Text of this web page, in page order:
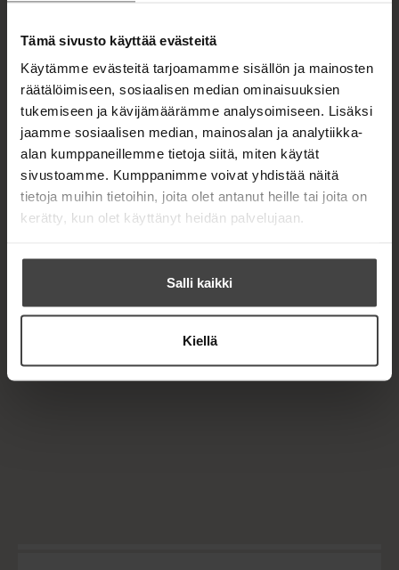
Tämä sivusto käyttää evästeitä
Käytämme evästeitä tarjoamamme sisällön ja mainosten
räätälöimiseen, sosiaalisen median ominaisuuksien
tukemiseen ja kävijämäärämme analysoimiseen. Lisäksi
jaamme sosiaalisen median, mainosalan ja analytiikka-
alan kumppaneillemme tietoja siitä, miten käytät
sivustoamme. Kumppanimme voivat yhdistää näitä
tietoja muihin tietoihin, joita olet antanut heille tai joita on
kerätty, kun olet käyttänyt heidän palvelujaan.
Salli kaikki
Kiellä